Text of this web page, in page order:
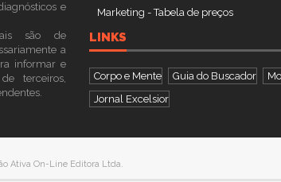
e
são de
a
informar e
terceiros,
Marketing - Tabela de preços
LINKS
Corpo e Mente Guia do Buscador
Jornal Excelsior
Ativa On-Line Editora Ltda.